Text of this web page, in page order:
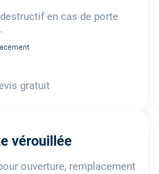
en cas de porte
gratuit
vérouillée
ouverture, remplacement